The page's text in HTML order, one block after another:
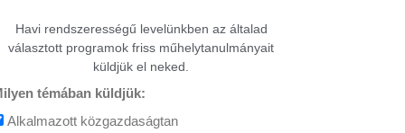
Havi rendszerességű levelünkben az általad
választott programok friss műhelytanulmányait
küldjük el neked.
témában küldjük:
Alkalmazott közgazdaságtan